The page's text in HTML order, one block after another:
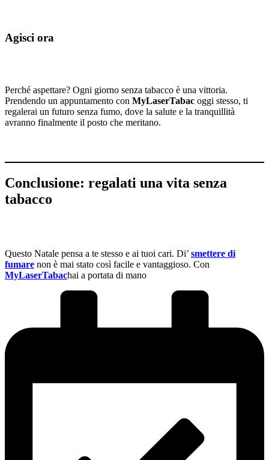
Agisci ora
Perché aspettare? Ogni giorno senza tabacco è una vittoria.
Prendendo un appuntamento con MyLaserTabac oggi stesso, ti
regalerai un futuro senza fumo, dove la salute e la tranquillità
avranno finalmente il posto che meritano.
Conclusione: regalati una vita senza
tabacco
Questo Natale pensa a te stesso e ai tuoi cari. Di’ smettere di
fumare non è mai stato così facile e vantaggioso. Con
MyLaserTabachai a portata di mano